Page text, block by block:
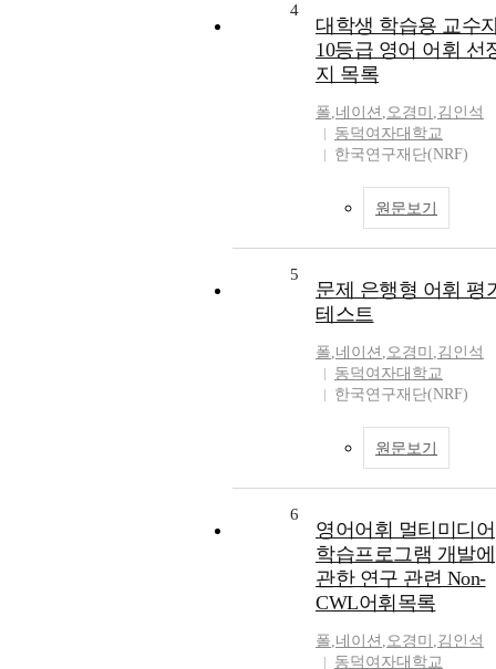
4
대학생 학습용 교수
10등급 영어 어휘 선
지 목록
폴,네이션 ,오경미 ,김인석
동덕여자대학교
한국연구재단(NRF)
원문보기
5
문제 은행형 어휘 평
테스트
폴,네이션 ,오경미 ,김인석
동덕여자대학교
한국연구재단(NRF)
원문보기
6
영어어휘 멀티미디어
학습프로그램 개발에
관한 연구 관련 Non-
CWL어휘목록
폴,네이션 ,오경미 ,김인석
동덕여자대학교